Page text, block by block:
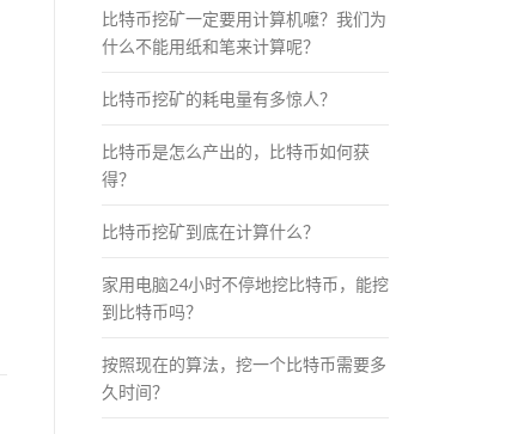
比特币挖矿一定要用计算机嚒？我们为
什么不能用纸和笔来计算呢？
比特币挖矿的耗电量有多惊人？
比特币是怎么产出的，比特币如何获
得？
比特币挖矿到底在计算什么？
家用电脑24小时不停地挖比特币，能挖
到比特币吗？
按照现在的算法，挖一个比特币需要多
久时间？